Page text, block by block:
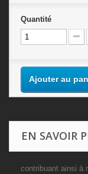
Quantité
Ajouter au
EN SAVOIR
contribuant ainsi à